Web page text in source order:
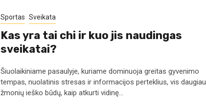
Sportas Sveikata
Kas yra tai chi ir kuo jis naudingas
sveikatai?
Šiuolaikiniame pasaulyje, kuriame dominuoja greitas gyvenimo
tempas, nuolatinis stresas ir informacijos perteklius, vis daugiau
žmonių ieško būdų, kaip atkurti vidinę...